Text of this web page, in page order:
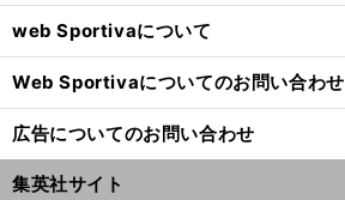
web Sportivaについて
Web Sportivaについてのお問い合わせ
広告についてのお問い合わせ
集英社サイト